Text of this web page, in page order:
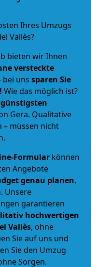
Ihres Umzugs
Vallès?
bieten wir Ihnen
versteckte
bei uns sparen Sie
Wie das möglich ist?
Gera. Qualitative
– müssen nicht
Formular können
Angebote
genau planen,
Unsere
garantieren
hochwertigen
Vallès, ohne
Sie auf uns und
Sie den Umzug
Sorgen.